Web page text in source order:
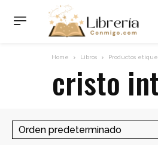
Home Libros Productos
cristo